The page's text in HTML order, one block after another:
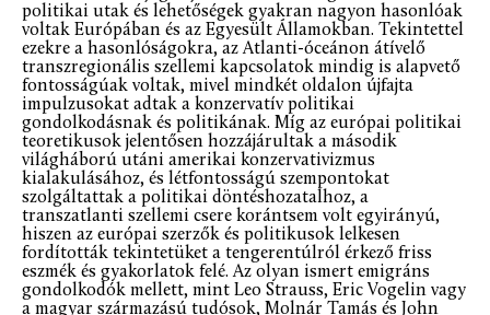
politikai utak és lehetőségek gyakran nagyon hasonlóak
voltak Európában és az Egyesült Államokban. Tekintettel
ezekre a hasonlóságokra, az Atlanti-óceánon átívelő
transzregionális szellemi kapcsolatok mindig is alapvető
fontosságúak voltak, mivel mindkét oldalon újfajta
impulzusokat adtak a konzervatív politikai
gondolkodásnak és politikának. Míg az európai politikai
teoretikusok jelentősen hozzájárultak a második
világháború utáni amerikai konzervativizmus
kialakulásához, és létfontosságú szempontokat
szolgáltattak a politikai döntéshozatalhoz, a
transzatlanti szellemi csere korántsem volt egyirányú,
hiszen az európai szerzők és politikusok lelkesen
fordították tekintetüket a tengerentúlról érkező friss
eszmék és gyakorlatok felé. Az olyan ismert emigráns
gondolkodók mellett, mint Leo Strauss, Eric Vogelin vagy
a magyar származású tudósok, Molnár Tamás és John